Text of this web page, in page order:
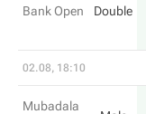
Bank Open
Double
02.08, 18:10
Mubadala